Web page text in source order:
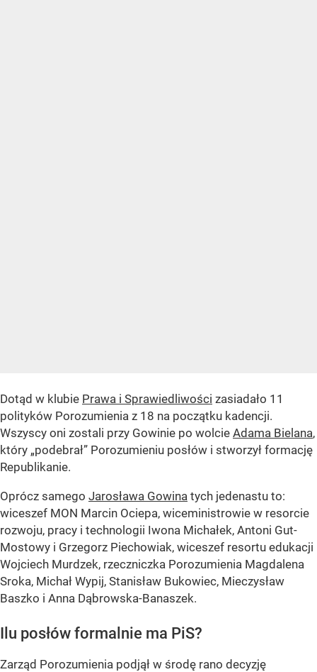
Dotąd w klubie Prawa i Sprawiedliwości zasiadało 11
polityków Porozumienia z 18 na początku kadencji.
Wszyscy oni zostali przy Gowinie po wolcie Adama Bielana,
który „podebrał” Porozumieniu posłów i stworzył formację
Republikanie.
Oprócz samego Jarosława Gowina tych jedenastu to:
wiceszef MON Marcin Ociepa, wiceministrowie w resorcie
rozwoju, pracy i technologii Iwona Michałek, Antoni Gut-
Mostowy i Grzegorz Piechowiak, wiceszef resortu edukacji
Wojciech Murdzek, rzeczniczka Porozumienia Magdalena
Sroka, Michał Wypij, Stanisław Bukowiec, Mieczysław
Baszko i Anna Dąbrowska-Banaszek.
Ilu posłów formalnie ma PiS?
Zarząd Porozumienia podjął w środę rano decyzję